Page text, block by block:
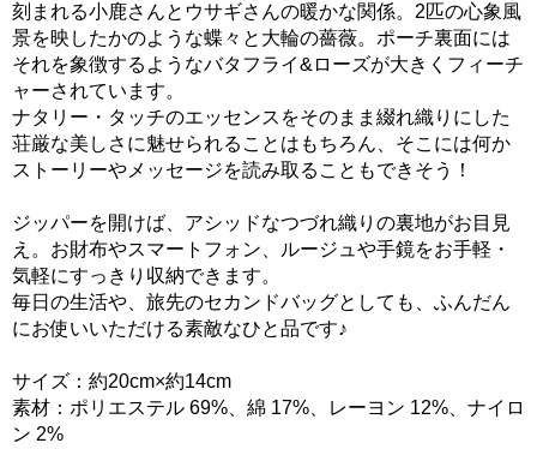
刻まれる小鹿さんとウサギさんの暖かな関係。2匹の心象風
景を映したかのような蝶々と大輪の薔薇。ポーチ裏面には
それを象徴するようなバタフライ&ローズが大きくフィーチ
ャーされています。
ナタリー・タッチのエッセンスをそのまま綴れ織りにした
荘厳な美しさに魅せられることはもちろん、そこには何か
ストーリーやメッセージを読み取ることもできそう！
ジッパーを開けば、アシッドなつづれ織りの裏地がお目見
え。お財布やスマートフォン、ルージュや手鏡をお手軽・
気軽にすっきり収納できます。
毎日の生活や、旅先のセカンドバッグとしても、ふんだん
にお使いいただける素敵なひと品です♪
サイズ：約20cm×約14cm
素材：ポリエステル 69%、綿 17%、レーヨン 12%、ナイロ
ン 2%